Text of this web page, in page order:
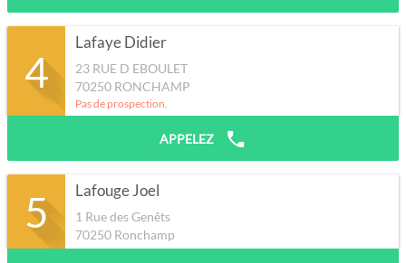
4
Lafaye Didier
23 RUE D EBOULET
70250 RONCHAMP
Pas de prospection.
APPELEZ
5 Lafouge Joel
1 Rue des Genêts
70250 Ronchamp